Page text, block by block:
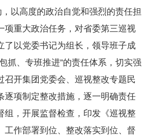
以高度的政治自觉和强烈的责任担
项重大政治任务，对省委第三巡视
了以党委书记为组长，领导班子成
抓、专班推进”的责任体系，切实强
开集团党委会、巡视整改专题民
逐项制定整改措施，逐一明确责任
组，开展监督检查，印发《巡视整
作部署到位、整改落实到位、督